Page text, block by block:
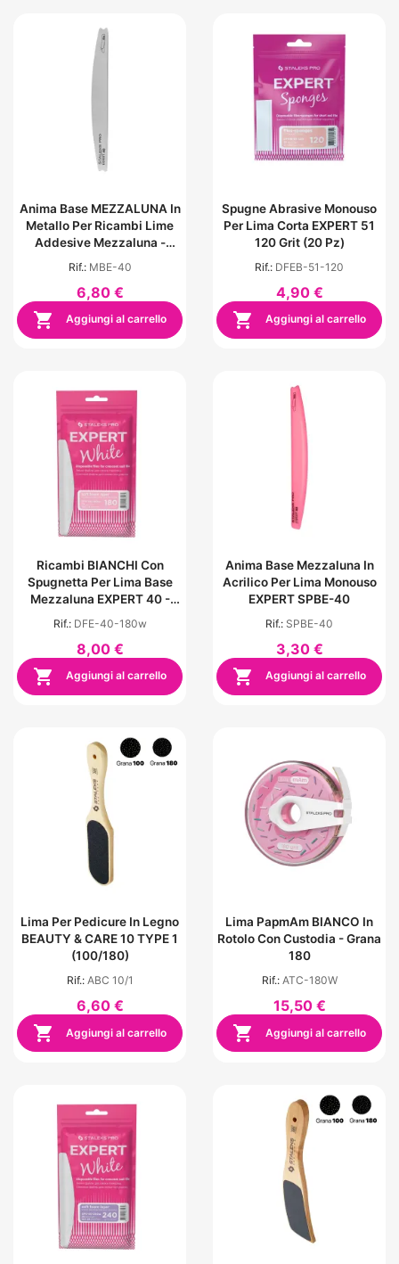
Anima Base MEZZALUNA In
Metallo Per Ricambi Lime
Addesive Mezzaluna -
Rif.: MBE-40
6,80 €
 Aggiungi al carrello
Spugne Abrasive Monouso
Per Lima Corta EXPERT 51
120 Grit (20 Pz)
Rif.: DFEB-51-120
4,90 €
 Aggiungi al carrello
Ricambi BIANCHI Con
Spugnetta Per Lima Base
Mezzaluna EXPERT 40 -
Rif.: DFE-40-180w
8,00 €
 Aggiungi al carrello
Anima Base Mezzaluna In
Acrilico Per Lima Monouso
EXPERT SPBE-40
Rif.: SPBE-40
3,30 €
 Aggiungi al carrello
Lima Per Pedicure In Legno
BEAUTY & CARE 10 TYPE 1
(100/180)
Rif.: ABC 10/1
6,60 €
 Aggiungi al carrello
Lima PapmAm BIANCO In
Rotolo Con Custodia - Grana
180
Rif.: ATC-180W
15,50 €
 Aggiungi al carrello